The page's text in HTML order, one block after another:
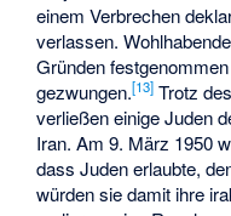
einem Verbrechen
verlassen.
Gründen
gezwungen.[13] Trotz
verließen einige Juden
Iran. Am 9. März 1950
dass Juden erlaubte,
würden sie damit ihre